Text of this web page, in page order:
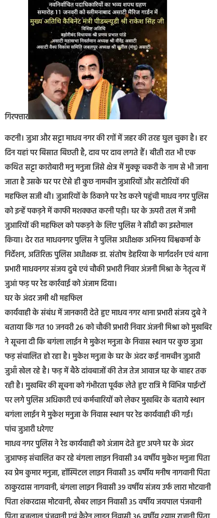
गिरफ्तार
कटनी। जुआ और सट्टा माधव नगर की रगों में जहर की तरह घुल चुका है। हर
दिन यहां पर बिसात बिछती है, दाव पर दाव लगते हैं। बीती रात भी एक
कथित सट्टा कारोबारी मनु मनुजा जिसे क्षेत्र में मुक्कू चकरी के नाम से भी जाना
जाता है उसके घर पर ऐसे ही कुछ नामचीन जुआरियों और सटोरियों की
महफिल सजी थी। जुआरियों के ठिकाने पर रेड करने पहुंची माधव नगर पुलिस
को इन्हें पकड़ने में काफी मशक्कत करनी पड़ी। घर के ऊपरी तल में जमी
जुआरियों की महफिल को पकड़ने के लिए पुलिस ने सीढी का इस्तेमाल
किया। देर रात माधवनगर पुलिस ने पुलिस अधीक्षक अभिनय विश्वकर्मा के
निर्देशन, अतिरिक्त पुलिस अधीक्षक डा. संतोष डेहरिया के मार्गदर्शन एवं थाना
प्रभारी माधवनगर संजय दुबे एवं चौकी प्रभारी निवार अंजनी मिश्रा के नेतृत्व में
जुआं फड़ पर रेड कार्रवाई को अंजाम दिया।
घर के अंदर जमी थी महफिल
कार्यवाही के संबंध में जानकारी देते हुए माधव नगर थाना प्रभारी संजय दुबे ने
बताया कि गत 10 जनवरी 26 को चौकी प्रभारी निवार अंजनी मिश्रा को मुखबिर
ने सूचना दी कि बगंला लाईन मे मुकेश मनुजा के निवास स्थान पर कुछ जुआ
फड़ संचालित हो रहा है। मुकेश मनुजा के घर के अंदर कई नामचीन जुआरी
जुआँ खेल रहे है। फड़ में बैठे दांवबाजों की तेज तेज आवाज घऱ के बाहर तक
रही है। मुखबिर की सूचना को गंभीरता पूर्वक लेते हुए रात्रि मे विभिन्न पाईन्टों
पर लगे पुलिस अधिकारी एवं कर्मचारियों को लेकर मुखबिर के बताये स्थान
बगंला लाईन मे मुकेश मनुजा के निवास स्थान पर रेड कार्यवाही की गई।
पांच जुआरी धरेगए
माधव नगर पुलिस ने रेड कार्यवाही को अंजाम देते हुए अपने घर के अंदर
जुआफड़ संचालित कर रहे बंगला लाइन निवासी 34 वर्षीय मुकेश मनुजा पिता
स्व प्रेम कुमार मनुजा, हॉस्पिटल लाइन निवासी 35 वर्षीय मनीष नागवानी पिता
ठाकुरदास नागवानी, बंगला लाइन निवासी 39 वर्षीय संजय उर्फ लारा मोटवानी
पिता शंकरदास मोटवानी, खैबर लाइन निवासी 35 वर्षीय जयपाल पंजवानी